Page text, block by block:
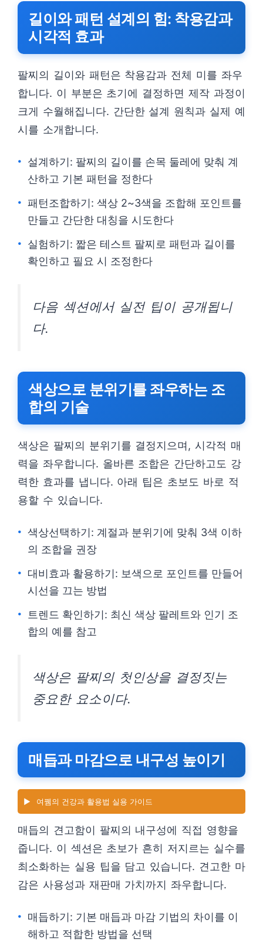
길이와 패턴 설계의 힘: 착용감과
시각적 효과
팔찌의 길이와 패턴은 착용감과 전체 미를 좌우
합니다. 이 부분은 초기에 결정하면 제작 과정이
크게 수월해집니다. 간단한 설계 원칙과 실제 예
시를 소개합니다.
설계하기: 팔찌의 길이를 손목 둘레에 맞춰 계
산하고 기본 패턴을 정한다
패턴조합하기: 색상 2~3색을 조합해 포인트를
만들고 간단한 대칭을 시도한다
실험하기: 짧은 테스트 팔찌로 패턴과 길이를
확인하고 필요 시 조정한다
다음 섹션에서 실전 팁이 공개됩니
다.
색상으로 분위기를 좌우하는 조
합의 기술
색상은 팔찌의 분위기를 결정지으며, 시각적 매
력을 좌우합니다. 올바른 조합은 간단하고도 강
력한 효과를 냅니다. 아래 팁은 초보도 바로 적
용할 수 있습니다.
색상선택하기: 계절과 분위기에 맞춰 3색 이하
의 조합을 권장
대비효과 활용하기: 보색으로 포인트를 만들어
시선을 끄는 방법
트렌드 확인하기: 최신 색상 팔레트와 인기 조
합의 예를 참고
색상은 팔찌의 첫인상을 결정짓는
중요한 요소이다.
매듭과 마감으로 내구성 높이기
▶️ 여뀀의 건강과 활용법 실용 가이드
매듭의 견고함이 팔찌의 내구성에 직접 영향을
줍니다. 이 섹션은 초보가 흔히 저지르는 실수를
최소화하는 실용 팁을 담고 있습니다. 견고한 마
감은 사용성과 재판매 가치까지 좌우합니다.
매듭하기: 기본 매듭과 마감 기법의 차이를 이
해하고 적합한 방법을 선택